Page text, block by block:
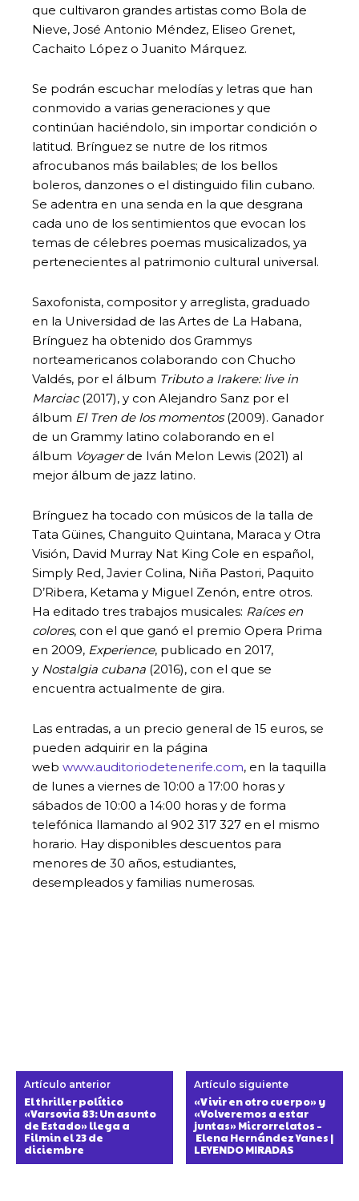
que cultivaron grandes artistas como Bola de
Nieve, José Antonio Méndez, Eliseo Grenet,
Cachaito López o Juanito Márquez.
Se podrán escuchar melodías y letras que han
conmovido a varias generaciones y que
continúan haciéndolo, sin importar condición o
latitud. Brínguez se nutre de los ritmos
afrocubanos más bailables; de los bellos
boleros, danzones o el distinguido filin cubano.
Se adentra en una senda en la que desgrana
cada uno de los sentimientos que evocan los
temas de célebres poemas musicalizados, ya
pertenecientes al patrimonio cultural universal.
Saxofonista, compositor y arreglista, graduado
en la Universidad de las Artes de La Habana,
Brínguez ha obtenido dos Grammys
norteamericanos colaborando con Chucho
Valdés, por el álbum Tributo a Irakere: live in
Marciac(2017), y con Alejandro Sanz por el
álbum El Tren de los momentos(2009). Ganador
de un Grammy latino colaborando en el
álbum Voyagerde Iván Melon Lewis (2021) al
mejor álbum de jazz latino.
Brínguez ha tocado con músicos de la talla de
Tata Güines, Changuito Quintana, Maraca y Otra
Visión, David Murray Nat King Cole en español,
Simply Red, Javier Colina, Niña Pastori, Paquito
D’Ribera, Ketama y Miguel Zenón, entre otros.
Ha editado tres trabajos musicales: Raíces en
colores, con el que ganó el premio Opera Prima
en 2009, Experience, publicado en 2017,
y Nostalgia cubana (2016), con el que se
encuentra actualmente de gira.
Las entradas, a un precio general de 15 euros, se
pueden adquirir en la página
web www.auditoriodetenerife.com, en la taquilla
de lunes a viernes de 10:00 a 17:00 horas y
sábados de 10:00 a 14:00 horas y de forma
telefónica llamando al 902 317 327 en el mismo
horario. Hay disponibles descuentos para
menores de 30 años, estudiantes,
desempleados y familias numerosas.
Artículo anterior
El thriller político
«Varsovia 83: Un asunto
de Estado» llega a
Filmin el 23 de
diciembre
Artículo siguiente
«Vivir en otro cuerpo» y
«Volveremos a estar
juntas» Microrrelatos –
Elena Hernández Yanes |
LEYENDO MIRADAS